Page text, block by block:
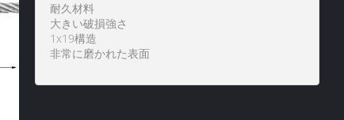
耐久材料
大きい破損強さ
1x19構造
非常に磨かれた表面